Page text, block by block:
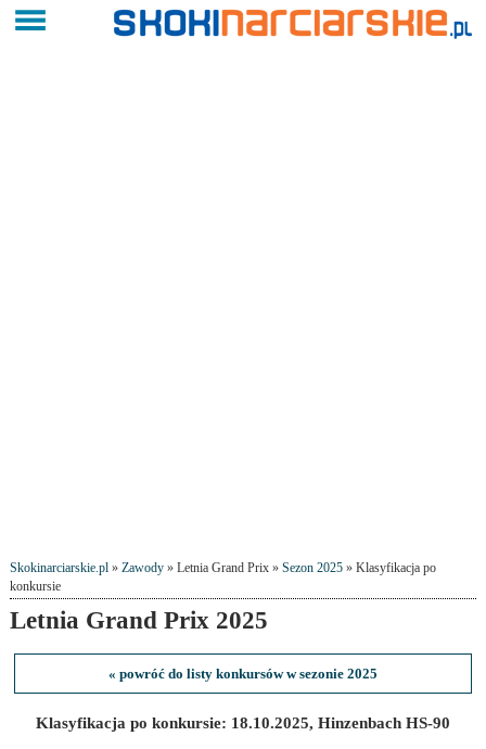
Skokinarciarskie.pl» Zawody» Letnia Grand Prix » Sezon 2025» Klasyfikacja po
konkursie
Letnia Grand Prix 2025
« powróć do listy konkursów w sezonie 2025
Klasyfikacja po konkursie: 18.10.2025, Hinzenbach HS-90